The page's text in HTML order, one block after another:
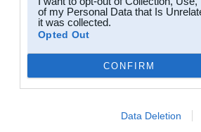
of my Personal Data that Is
it was collected.
Opted Out
CONFIRM
Data Deletion